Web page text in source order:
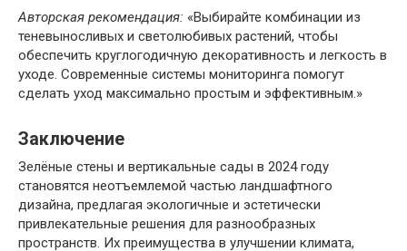
Авторская рекомендация: «Выбирайте комбинации из
теневыносливых и светолюбивых растений, чтобы
обеспечить круглогодичную декоративность и легкость в
уходе. Современные системы мониторинга помогут
сделать уход максимально простым и эффективным.»
Заключение
Зелёные стены и вертикальные сады в 2024 году
становятся неотъемлемой частью ландшафтного
дизайна, предлагая экологичные и эстетически
привлекательные решения для разнообразных
пространств. Их преимущества в улучшении климата,